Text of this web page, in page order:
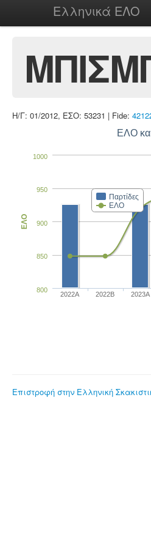
Ελληνικά ΕΛΟ
Η/Γ: 01/2012, ΕΣΟ: 53231 | Fide:
ΕΛΟ
Παρτίδες
ΕΛΟ
2022A 2022B 2023Α
850
900
950
800
1000
ΕΛΟ
Επιστροφή στην Ελληνική